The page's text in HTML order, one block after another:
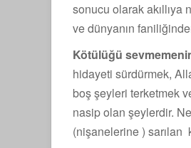
sonucu olarak
ve dünyanın
Kötülüğü
hidayeti sürdürmek,
boş şeyleri terketmek
nasip olan şeylerdir.
(nişanelerine ) sarılan